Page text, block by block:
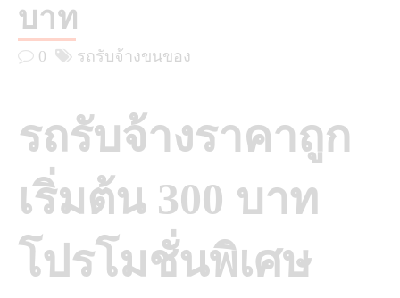
บาท
0 รถรับจ้างขนของ
รถรับจ้างราคาถูก
เริ่มต้น 300 บาท
โปรโมชั่นพิเศษ